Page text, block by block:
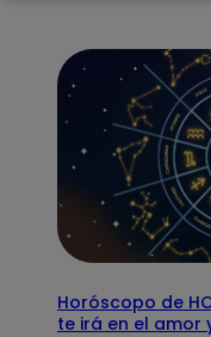
Horóscopo de
te irá en el amor